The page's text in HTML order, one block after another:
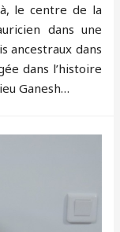
le centre de la
dans une
ancestraux dans
dans l’histoire
Ganesh…